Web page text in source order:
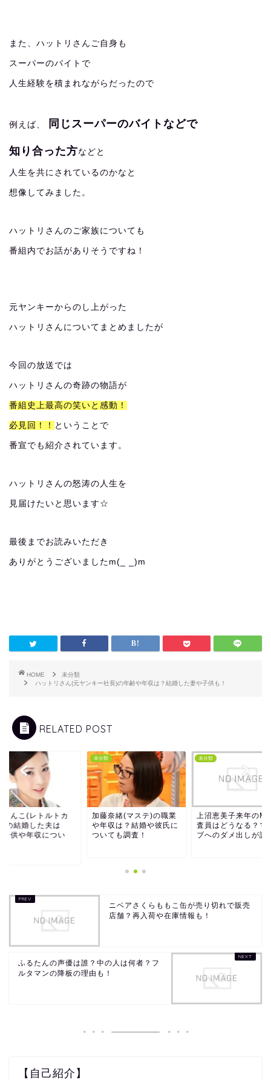
また、ハットリさんご自身も
スーパーのバイトで
人生経験を積まれながらだったので
例えば、 同じスーパーのバイトなどで
知り合った方などと
人生を共にされているのかなと
想像してみました。
ハットリさんのご家族についても
番組内でお話がありそうですね！
元ヤンキーからのし上がった
ハットリさんについてまとめましたが
今回の放送では
ハットリさんの奇跡の物語が
番組史上最高の笑いと感動！
必見回！！ ということで
番宣でも紹介されています。
ハットリさんの怒涛の人生を
見届けたいと思います☆
最後までお読みいただき
ありがとうございましたm(_ _)m
HOME
未分類
ハットリさん(元ヤンキー社長)の年齢や年収は？結婚した妻や子供も！
RELATED POST
もんこ(レトルトカ
)の結婚した夫は
子供や年収につい
未分類
加藤奈緒(マステ)の職業
や年収は？結婚や彼氏に
ついても調査！
未分類
上沼恵美子来年の
査員はどうなる？マ
ブへのダメ出しが話
ニベアさくらももこ缶が売り切れで販売
店舗？再入荷や在庫情報も！
ふるたんの声優は誰？中の人は何者？フ
ルタマンの降板の理由も！
【自己紹介】